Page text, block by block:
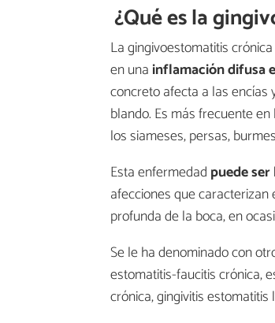
¿Qué es la
La gingivoestomatitis
en una inflamación difusa
concreto afecta a las
blando. Es más frecuente
los siameses, persas,
Esta enfermedad puede
afecciones que
profunda de la boca, en
Se le ha denominado con
estomatitis-faucitis crónica,
crónica, gingivitis